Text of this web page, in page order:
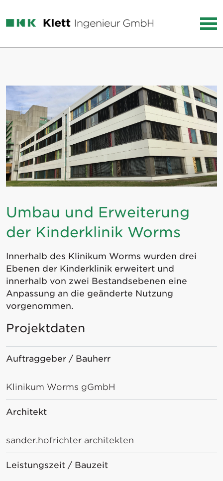
Umbau und Erweiterung
der Kinderklinik Worms
Innerhalb des Klinikum Worms wurden drei
Ebenen der Kinderklinik erweitert und
innerhalb von zwei Bestandsebenen eine
Anpassung an die geänderte Nutzung
vorgenommen.
Projektdaten
Auftraggeber / Bauherr
Klinikum Worms gGmbH
Architekt
sander.hofrichter architekten
Leistungszeit / Bauzeit